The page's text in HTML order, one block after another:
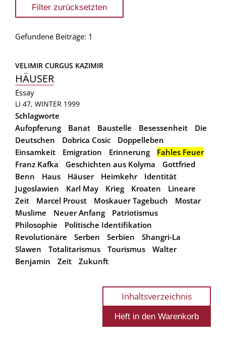
Gefundene Beiträge: 1
VELIMIR CURGUS KAZIMIR
HÄUSER
Essay
LI 47, WINTER 1999
Schlagworte
Aufopferung
Banat Baustelle Besessenheit
Die
Deutschen
Dobrica Cosic
Doppelleben
Einsamkeit
Emigration Erinnerung
Fahles Feuer
Franz Kafka
Geschichten aus Kolyma
Gottfried
Benn
Haus Häuser Heimkehr
Identität
Jugoslawien
Karl May Krieg Kroaten
Lineare
Zeit
Marcel Proust Moskauer Tagebuch
Mostar
Muslime
Neuer Anfang
Patriotismus
Philosophie
Politische Identifikation
Revolutionäre
Serben Serbien
Shangri-La
Slawen
Totalitarismus Tourismus
Walter
Benjamin
Zeit Zukunft
Inhaltsverzeichnis